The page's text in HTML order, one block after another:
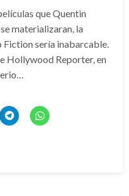
que Quentin
materializaran, la
sería inabarcable.
Hollywood Reporter, en